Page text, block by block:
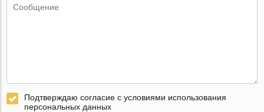
Подтверждаю согласие с условиями использования
персональных данных